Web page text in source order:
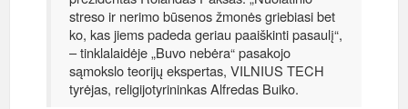
streso ir nerimo būsenos žmonės griebiasi bet
ko, kas jiems padeda geriau paaiškinti pasaulį“,
– tinklalaidėje „Buvo nebėra“ pasakojo
sąmokslo teorijų ekspertas, VILNIUS TECH
tyrėjas, religijotyrininkas Alfredas Buiko.